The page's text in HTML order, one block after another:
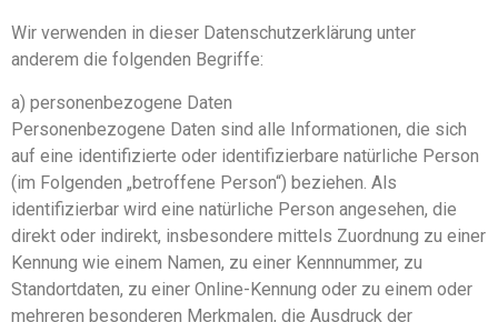
Wir verwenden in dieser Datenschutzerklärung unter
anderem die folgenden Begriffe:
a) personenbezogene Daten
Personenbezogene Daten sind alle Informationen, die sich
auf eine identifizierte oder identifizierbare natürliche Person
(im Folgenden „betroffene Person“) beziehen. Als
identifizierbar wird eine natürliche Person angesehen, die
direkt oder indirekt, insbesondere mittels Zuordnung zu einer
Kennung wie einem Namen, zu einer Kennnummer, zu
Standortdaten, zu einer Online-Kennung oder zu einem oder
mehreren besonderen Merkmalen, die Ausdruck der